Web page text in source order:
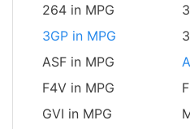
264 in MPG
3GP in MPG
ASF in MPG
F4V in MPG
GVI in MPG